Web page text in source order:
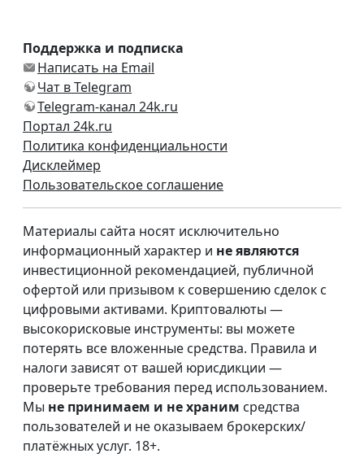
Поддержка и подписка
Написать на Email
Чат в Telegram
Telegram-канал 24k.ru
Портал 24k.ru
Политика конфиденциальности
Дисклеймер
Пользовательское соглашение
Материалы сайта носят исключительно
информационный характер и не являются
инвестиционной рекомендацией, публичной
офертой или призывом к совершению сделок с
цифровыми активами. Криптовалюты —
высокорисковые инструменты: вы можете
потерять все вложенные средства. Правила и
налоги зависят от вашей юрисдикции —
проверьте требования перед использованием.
Мы не принимаем и не храним средства
пользователей и не оказываем брокерских/
платёжных услуг. 18+.